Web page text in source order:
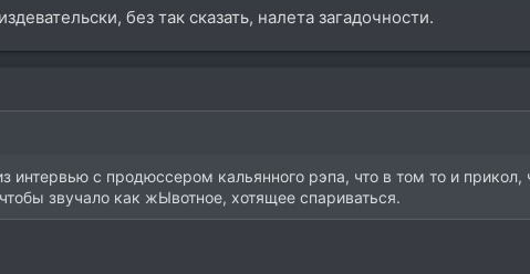
без так сказать, налета загадочности.
интервью с продюссером кальянного рэпа, что в том то и прикол,
звучало как жЫвотное, хотящее спариваться.